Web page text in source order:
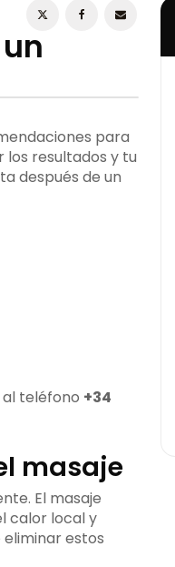
para
resultados y tu
después de un
teléfono +34
masaje
El masaje
calor local y
eliminar estos